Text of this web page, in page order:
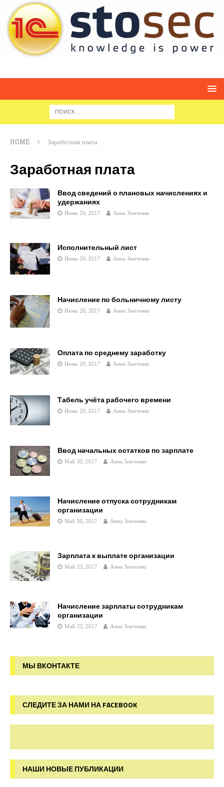
HOME Заработная плата
Заработная плата
Ввод сведений о плановых начислениях и
удержаниях
Июнь 26, 2017 Анна Зинченко
Исполнительный лист
Июнь 26, 2017 Анна Зинченко
Начисление по больничному листу
Июнь 26, 2017 Анна Зинченко
Оплата по среднему заработку
Июнь 26, 2017 Анна Зинченко
Табель учёта рабочего времени
Июнь 20, 2017 Анна Зинченко
Ввод начальных остатков по зарплате
Май 30, 2017 Анна Зинченко
Начисление отпуска сотрудникам
организации
Май 30, 2017 Анна Зинченко
Зарплата к выплате организации
Май 23, 2017 Анна Зинченко
Начисление зарплаты сотрудникам
организации
Май 22, 2017 Анна Зинченко
МЫ ВКОНТАКТЕ
СЛЕДИТЕ ЗА НАМИ НА FACEBOOK
НАШИ НОВЫЕ ПУБЛИКАЦИИ